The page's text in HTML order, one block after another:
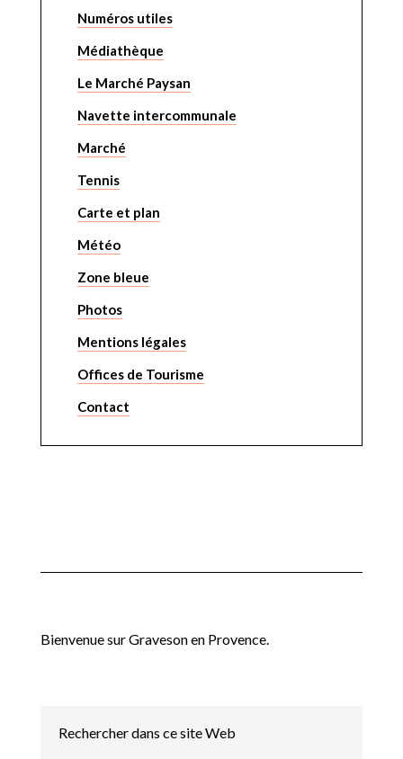
Numéros utiles
Médiathèque
Le Marché Paysan
Navette intercommunale
Marché
Tennis
Carte et plan
Météo
Zone bleue
Photos
Mentions légales
Offices de Tourisme
Contact
Bienvenue sur Graveson en Provence.